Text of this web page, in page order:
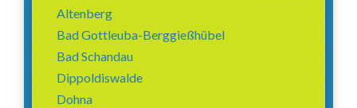
Altenberg
Bad Gottleuba-Berggießhübel
Bad Schandau
Dippoldiswalde
Dohna